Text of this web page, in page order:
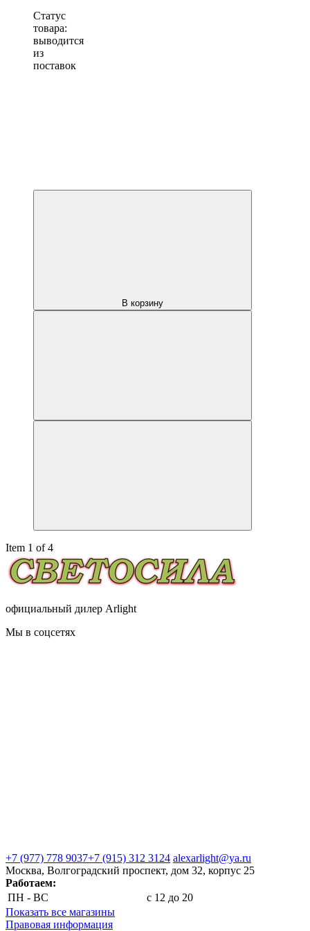
Статус
товара:
выводится
из
поставок
В корзину
Item 1 of 4
официальный дилер Arlight
Мы в соцсетях
+7 (977) 778 9037+7 (915) 312 3124 alexarlight@ya.ru
Москва, Волгоградский проспект, дом 32, корпус 25
Работаем:
ПН - ВС
с 12 до 20
Показать все магазины
Правовая информация